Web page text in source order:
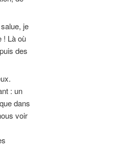
je
! Là où
des
: un
dans
voir